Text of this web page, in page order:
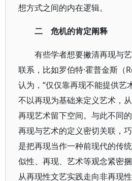
想方式之间的内在逻辑。
二 危机的肯定阐释
有些学者想要撇清再现与
联系，比如罗伯特·霍普金斯
认为，“仅仅靠再现不能提供艺
不以再现为基础来定义艺术，
再现艺术留下空间。与此不同
再现与艺术的定义密切关联，
是把再现当作一种前现代的传
似性、再现、艺术等观念紧密
从再现性文艺实践走向非再现